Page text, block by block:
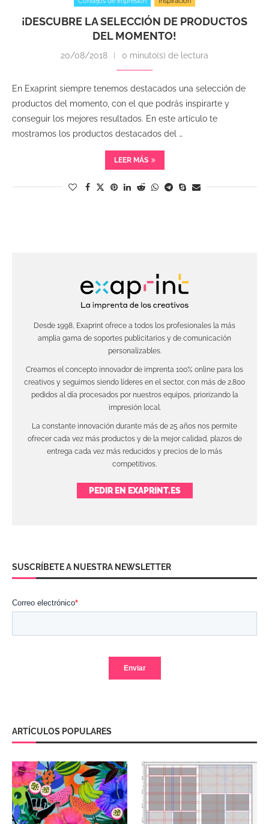
¡DESCUBRE LA SELECCIÓN DE PRODUCTOS
DEL MOMENTO!
20/08/2018 0 minuto(s) de lectura
En Exaprint siempre tenemos destacados una selección de
productos del momento, con el que podrás inspirarte y
conseguir los mejores resultados. En este artículo te
mostramos los productos destacados del …
LEER MÁS
Desde 1998, Exaprint ofrece a todos los profesionales la más
amplia gama de soportes publicitarios y de comunicación
personalizables.
Creamos el concepto innovador de imprenta 100% online para los
creativos y seguimos siendo líderes en el sector, con más de 2.800
pedidos al día procesados por nuestros equipos, priorizando la
impresión local.
La constante innovación durante más de 25 años nos permite
ofrecer cada vez más productos y de la mejor calidad, plazos de
entrega cada vez más reducidos y precios de lo más
competitivos.
PEDIR EN EXAPRINT.ES
SUSCRÍBETE A NUESTRA NEWSLETTER
ARTÍCULOS POPULARES